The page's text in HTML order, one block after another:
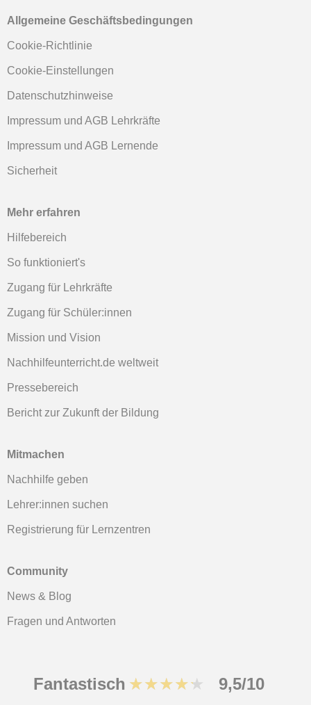
Allgemeine Geschäftsbedingungen
Cookie-Richtlinie
Cookie-Einstellungen
Datenschutzhinweise
Impressum und AGB Lehrkräfte
Impressum und AGB Lernende
Sicherheit
Mehr erfahren
Hilfebereich
So funktioniert's
Zugang für Lehrkräfte
Zugang für Schüler:innen
Mission und Vision
Nachhilfeunterricht.de weltweit
Pressebereich
Bericht zur Zukunft der Bildung
Mitmachen
Nachhilfe geben
Lehrer:innen suchen
Registrierung für Lernzentren
Community
News & Blog
Fragen und Antworten
Fantastisch ★★★★★ 9,5/10